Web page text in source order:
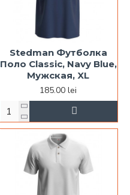
Stedman Футболка
Поло Classic, Navy Blue,
Мужская, XL
185.00 lei